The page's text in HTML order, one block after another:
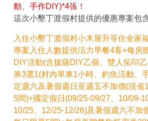
動、手作DIY)*4張！
這次小墾丁渡假村提供的優惠專案包
入住小墾丁渡假村小木屋升等住全家
專案入住人數提供活力早餐4客+每房
DIY活動(含披薩DIY乙個、雙人拓印
券3選1(村內單車1小時、釣魚活動、
定週六及暑假週日至週五不加價(現省
5間)+國定假日(09/25-09/27、10/09-
10/25、12/25-12/26)及暑假週六不加